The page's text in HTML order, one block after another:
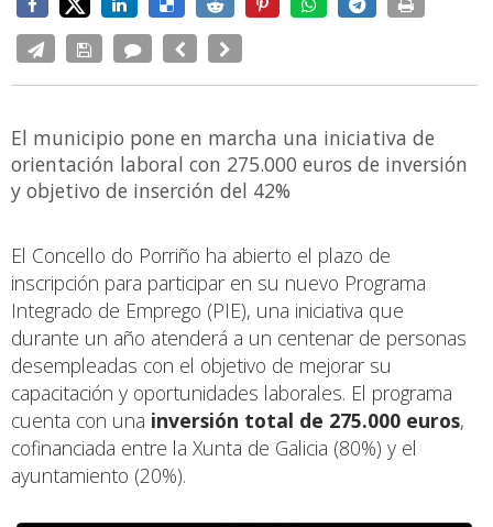
El municipio pone en marcha una iniciativa de
orientación laboral con 275.000 euros de inversión
y objetivo de inserción del 42%
El Concello do Porriño ha abierto el plazo de
inscripción para participar en su nuevo Programa
Integrado de Emprego (PIE), una iniciativa que
durante un año atenderá a un centenar de personas
desempleadas con el objetivo de mejorar su
capacitación y oportunidades laborales. El programa
cuenta con una inversión total de 275.000 euros,
cofinanciada entre la Xunta de Galicia (80%) y el
ayuntamiento (20%).